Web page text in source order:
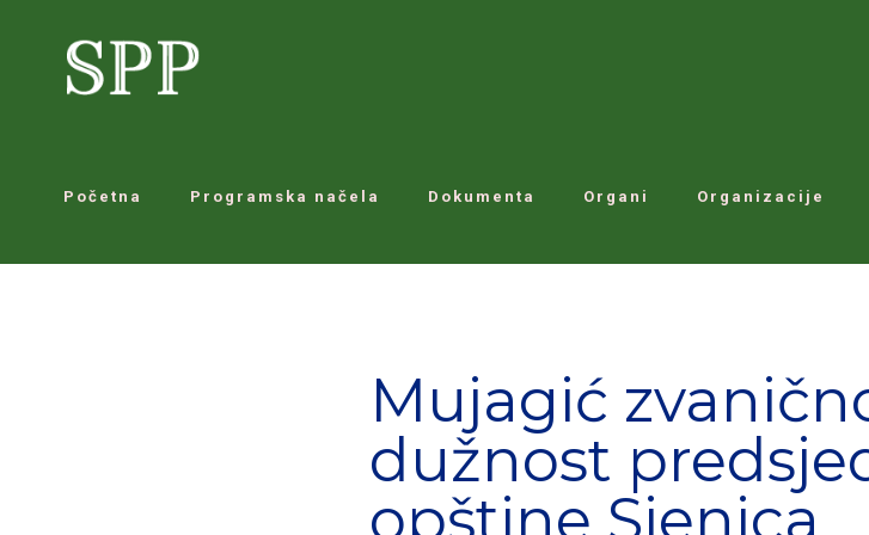
Početna Programska načela Dokumenta Organi Organizacije
Mujagić
dužnost
opštine Sjenica